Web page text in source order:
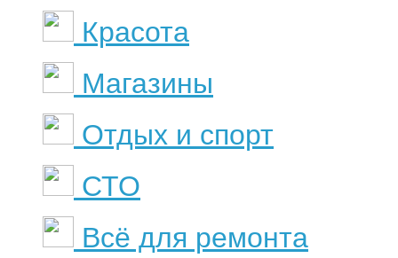
Красота
Магазины
Отдых и спорт
СТО
Всё для ремонта